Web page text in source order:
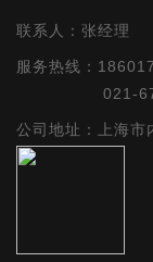
联系人：张经理
服务热线：
021-
公司地址：上海市